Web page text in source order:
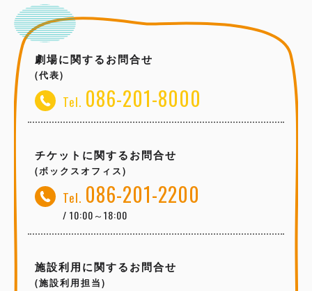
劇場に関するお問合せ
(代表)
Tel. 086-201-8000
チケットに関するお問合せ
(ボックスオフィス)
Tel. 086-201-2200
/ 10:00～18:00
施設利用に関するお問合せ
(施設利用担当)